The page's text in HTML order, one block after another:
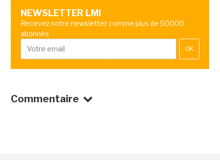
NEWSLETTER LMI
Recevez notre newsletter comme plus de 50000
abonnés
OK
Commentaire